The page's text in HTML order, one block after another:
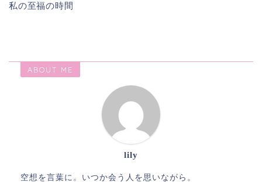
私の至福の時間
ABOUT ME
lily
空想を言葉に。いつか会う人を思いながら。